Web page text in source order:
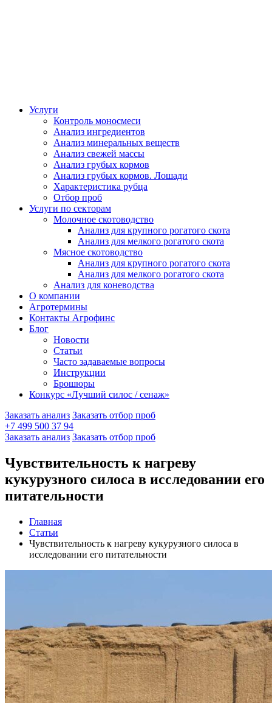
Услуги
Контроль моносмеси
Анализ ингредиентов
Анализ минеральных веществ
Анализ свежей массы
Анализ грубых кормов
Анализ грубых кормов. Лошади
Характеристика рубца
Отбор проб
Услуги по секторам
Молочное скотоводство
Анализ для крупного рогатого скота
Анализ для мелкого рогатого скота
Мясное скотоводство
Анализ для крупного рогатого скота
Анализ для мелкого рогатого скота
Анализ для коневодства
О компании
Агротермины
Контакты Агрофинс
Блог
Новости
Статьи
Часто задаваемые вопросы
Инструкции
Брошюры
Конкурс «Лучший силос / сенаж»
Заказать анализ Заказать отбор проб
+7 499 500 37 94
Заказать анализ Заказать отбор проб
Чувствительность к нагреву
кукурузного силоса в исследовании его
питательности
Главная
Статьи
Чувствительность к нагреву кукурузного силоса в
исследовании его питательности